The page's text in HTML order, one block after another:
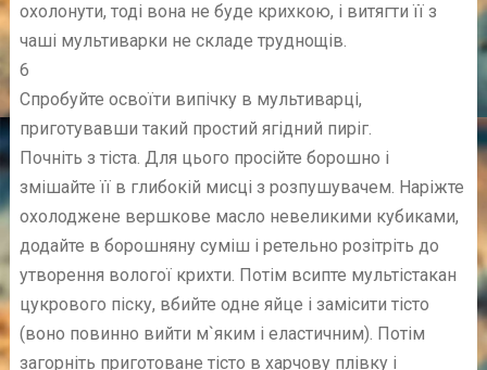
охолонути, тоді вона не буде крихкою, і витягти її з
чаші мультиварки не складе труднощів.
6
Спробуйте освоїти випічку в мультиварці,
приготувавши такий простий ягідний пиріг.
Почніть з тіста. Для цього просійте борошно і
змішайте її в глибокій мисці з розпушувачем. Наріжте
охолоджене вершкове масло невеликими кубиками,
додайте в борошняну суміш і ретельно розітріть до
утворення вологої крихти. Потім всипте мультістакан
цукрового піску, вбийте одне яйце і замісити тісто
(воно повинно вийти м`яким і еластичним). Потім
загорніть приготоване тісто в харчову плівку і